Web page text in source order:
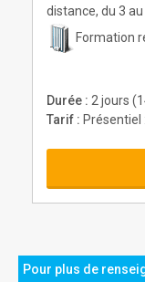
distance, du 3
Formation
Durée : 2 jours
Tarif : Présentiel
Pour plus de